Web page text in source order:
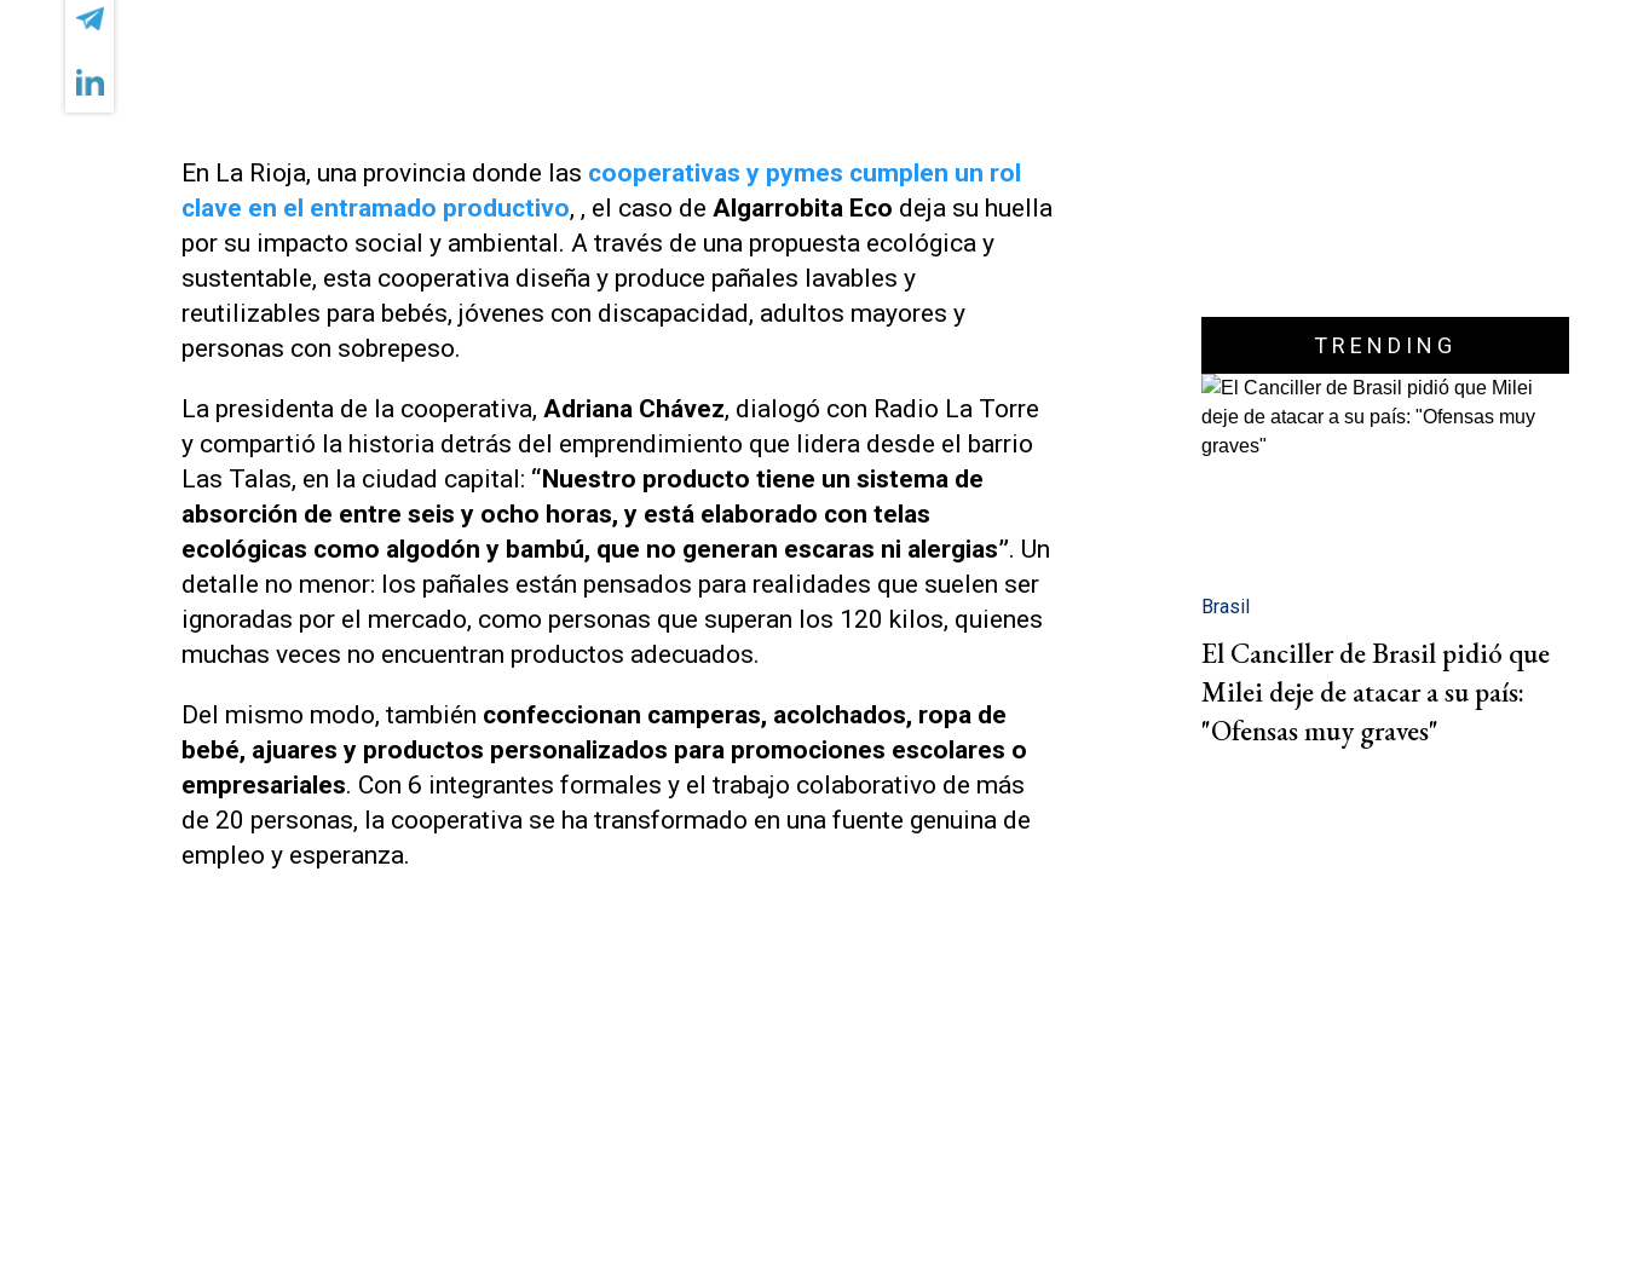
En La Rioja, una provincia donde las cooperativas y pymes cumplen un rol
clave en el entramado productivo, , el caso de Algarrobita Eco deja su huella
por su impacto social y ambiental. A través de una propuesta ecológica y
sustentable, esta cooperativa diseña y produce pañales lavables y
reutilizables para bebés, jóvenes con discapacidad, adultos mayores y
personas con sobrepeso.
La presidenta de la cooperativa, Adriana Chávez, dialogó con Radio La Torre
y compartió la historia detrás del emprendimiento que lidera desde el barrio
Las Talas, en la ciudad capital: “Nuestro producto tiene un sistema de
absorción de entre seis y ocho horas, y está elaborado con telas
ecológicas como algodón y bambú, que no generan escaras ni alergias”. Un
detalle no menor: los pañales están pensados para realidades que suelen ser
ignoradas por el mercado, como personas que superan los 120 kilos, quienes
muchas veces no encuentran productos adecuados.
Del mismo modo, también confeccionan camperas, acolchados, ropa de
bebé, ajuares y productos personalizados para promociones escolares o
empresariales. Con 6 integrantes formales y el trabajo colaborativo de más
de 20 personas, la cooperativa se ha transformado en una fuente genuina de
empleo y esperanza.
TRENDING
Brasil
El Canciller de Brasil pidió que
Milei deje de atacar a su país:
"Ofensas muy graves"